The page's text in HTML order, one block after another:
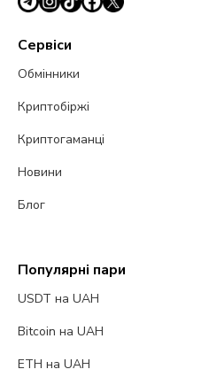
Сервіси
Обмінники
Криптобіржі
Криптогаманці
Новини
Блог
Популярні пари
USDT на UAH
Bitcoin на UAH
ETH на UAH